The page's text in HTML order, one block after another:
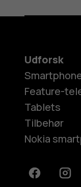
Udforsk
Feature-
Tablets
Tilbehør
Nokia
Facebook